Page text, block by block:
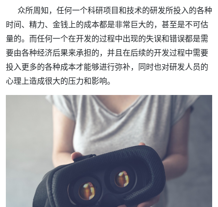
众所周知，任何一个科研项目和技术的研发所投入的各种
时间、精力、金钱上的成本都是非常巨大的，甚至是不可估
量的。而任何一个在开发的过程中出现的失误和错误都是需
要由各种经济后果来承担的，并且在后续的开发过程中需要
投入更多的各种成本才能够进行弥补，同时也对研发人员的
心理上造成很大的压力和影响。